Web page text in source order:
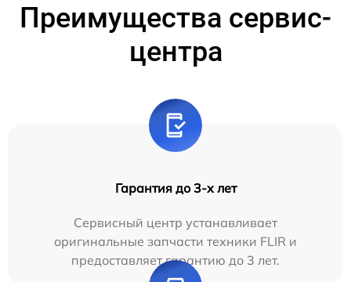
Преимущества сервис-
центра
Гарантия до 3-х лет
Сервисный центр устанавливает
оригинальные запчасти техники FLIR и
предоставляет гарантию до 3 лет.